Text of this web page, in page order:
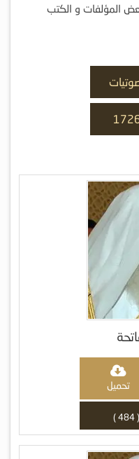
بعض المؤلفات و الكتب
تحميل
)